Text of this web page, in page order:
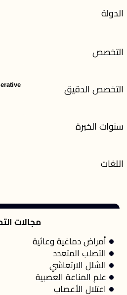
الدولة
التخصص
التخصص الدقيق
سنوات الخبرة
اللغات
مجالات
أمراض دماغية وعائية
التصلب المتعدد
الشلل الارتعاشي
علم المناعة العصبية
اعتلال الأعصاب